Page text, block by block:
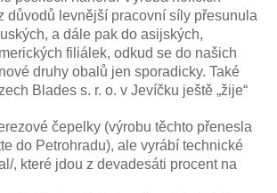
důvodů levnější pracovní síly přesunula
a dále pak do asijských,
filiálek, odkud se do našich
druhy obalů jen sporadicky. Také
Blades s. r. o. v Jevíčku ještě „žije“
čepelky (výrobu těchto přenesla
do Petrohradu), ale vyrábí technické
, které jdou z devadesáti procent na